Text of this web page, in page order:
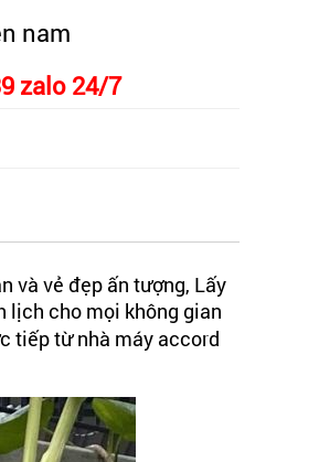
nam
zalo 24/7
và vẻ đẹp ấn tượng, Lấy
lịch cho mọi không gian
tiếp từ nhà máy accord